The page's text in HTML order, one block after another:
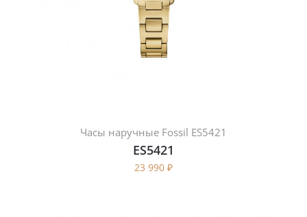
Часы наручные Fossil ES5421
ES5421
23 990 ₽